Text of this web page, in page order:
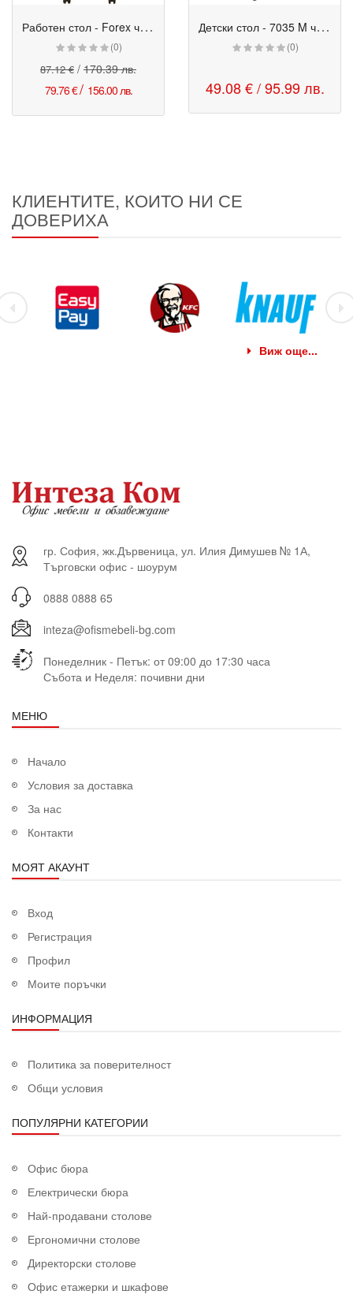
Промо Р
аботен стол - Forex черен
(0)
87.12 € / 170.39 лв.
79.76 €/ 156.00 лв.
Д
етски стол - 7035 M черен
(0)
49.08 € / 95.99 лв.
КЛИЕНТИТЕ, КОИТО НИ СЕ
ДОВЕРИХА
Виж още...
гр. София, жк.Дървеница, ул. Илия Димушев № 1А,
Търговски офис - шоурум
0888 0888 65
inteza@ofismebeli-bg.com
Понеделник - Петък: от 09:00 до 17:30 часа
Събота и Неделя: почивни дни
МЕНЮ
Начало
Условия за доставка
За нас
Контакти
МОЯТ АКАУНТ
Вход
Регистрация
Профил
Моите поръчки
ИНФОРМАЦИЯ
Политика за поверителност
Общи условия
ПОПУЛЯРНИ КАТЕГОРИИ
Офис бюра
Електрически бюра
Най-продавани столове
Ергономични столове
Директорски столове
Офис етажерки и шкафове